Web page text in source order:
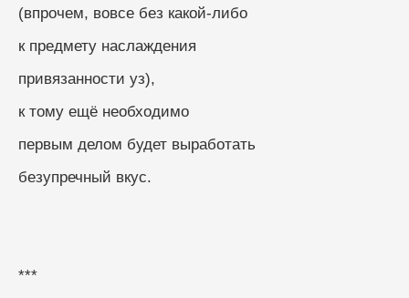
(впрочем, вовсе без какой-либо
к предмету наслаждения
привязанности уз),
к тому ещё необходимо
первым делом будет выработать
безупречный вкус.
***